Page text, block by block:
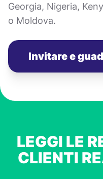
Georgia, Nigeria,
o Moldova.
Invitare e
LEGGI LE
CLIENTI